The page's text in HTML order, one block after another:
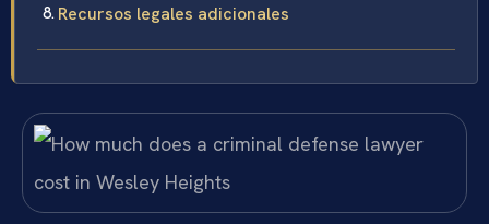
Recursos legales adicionales